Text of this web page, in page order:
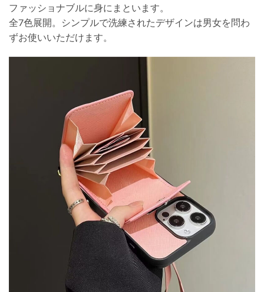
ファッショナブルに身にまといます。
全7色展開。シンプルで洗練されたデザインは男女を問わ
ずお使いいただけます。